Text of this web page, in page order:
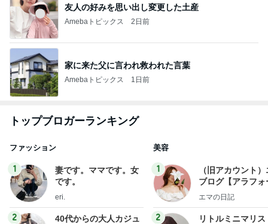
友人の好みを思い出し変更した土産
Amebaトピックス 2日前
家に来た父に言われ救われた言葉
Amebaトピックス 1日前
トップブロガーランキング
ファッション
1
妻です。ママです。女
です。
eri.
2
40代からの大人カジュ
美容
1
（旧アカウント
ブログ【アラフォ
社売却セカンドラ
エマの日記
2
リトルミニマリス